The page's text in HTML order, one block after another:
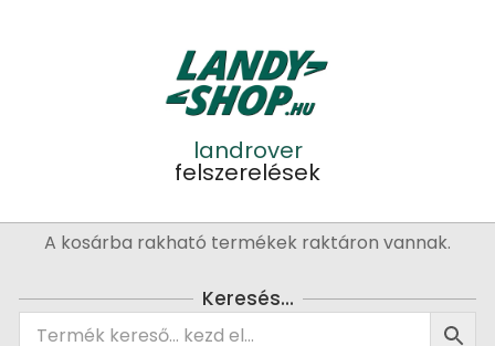
landrover
felszerelések
PrimaryA kosárba rakható termékek raktáron vannak.
Keresés…